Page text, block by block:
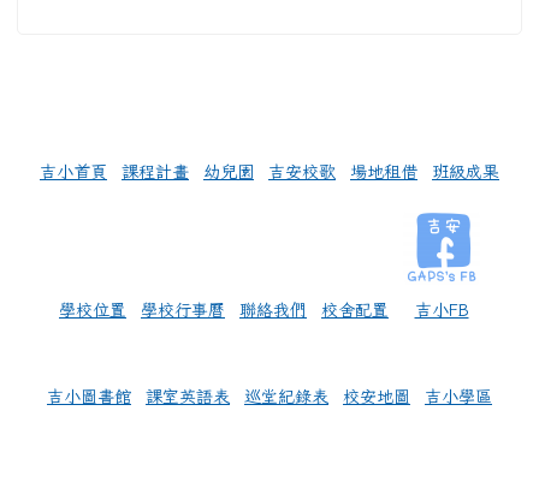
吉小首頁 課程計畫 幼兒園 吉安校歌 場地租借 班級成果
學校位置 學校行事曆 聯絡我們 校舍配置 吉小FB
吉小圖書館 課室英語表 巡堂紀錄表 校安地圖 吉小學區